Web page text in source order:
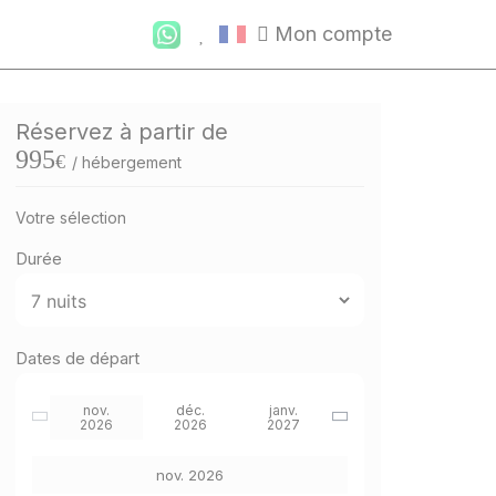
Mon compte
Réservez à partir de
995€ / hébergement
Votre sélection
Durée
Dates de départ
nov.
2026
déc.
2026
janv.
2027
nov. 2026